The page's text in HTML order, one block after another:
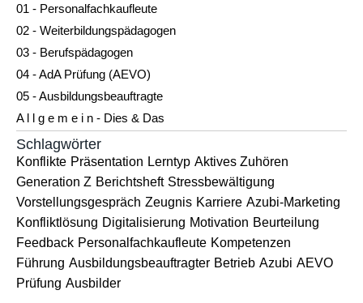
01 - Personalfachkaufleute
02 - Weiterbildungspädagogen
03 - Berufspädagogen
04 - AdA Prüfung (AEVO)
05 - Ausbildungsbeauftragte
A l l g e m e i n - Dies & Das
Schlagwörter
Konflikte Präsentation Lerntyp Aktives Zuhören
Generation Z Berichtsheft Stressbewältigung
Vorstellungsgespräch Zeugnis Karriere Azubi-Marketing
Konfliktlösung Digitalisierung Motivation Beurteilung
Feedback Personalfachkaufleute Kompetenzen
Führung Ausbildungsbeauftragter Betrieb Azubi AEVO
Prüfung Ausbilder